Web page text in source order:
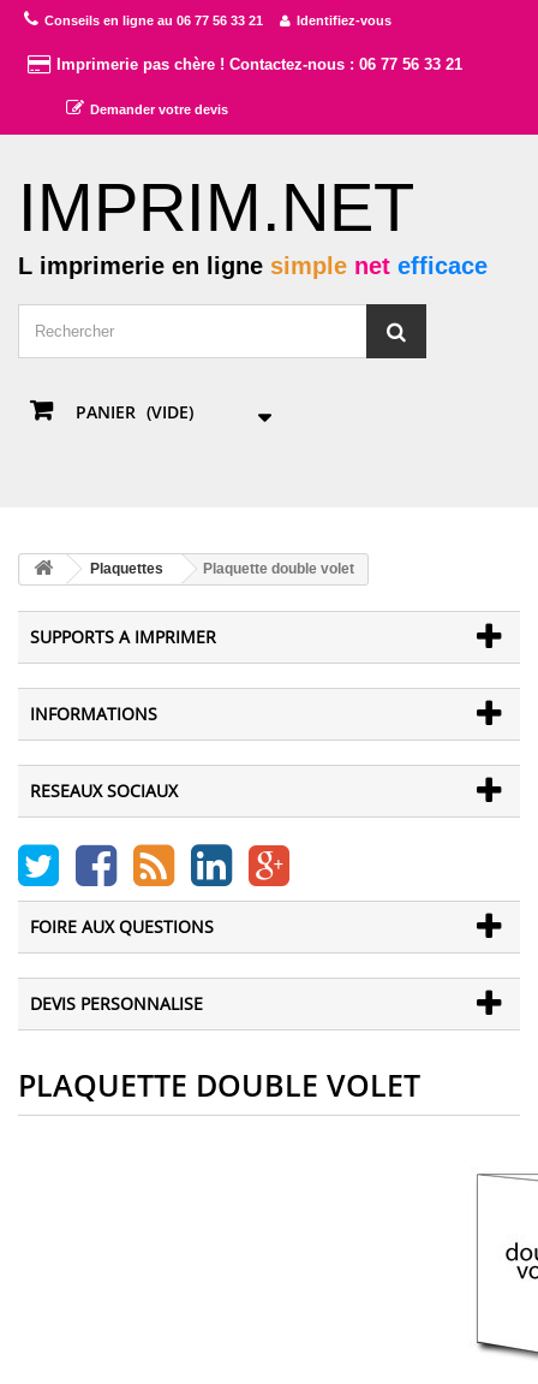
Conseils en ligne au 06 77 56 33 21 Identifiez-vous
Imprimerie pas chère ! Contactez-nous : 06 77 56 33 21
Demander votre devis
IMPRIM.NET
L imprimerie en ligne simple net efficace
PANIER (VIDE)
Plaquettes Plaquette double volet
SUPPORTS A IMPRIMER
INFORMATIONS
RESEAUX SOCIAUX
FOIRE AUX QUESTIONS
DEVIS PERSONNALISE
PLAQUETTE DOUBLE VOLET